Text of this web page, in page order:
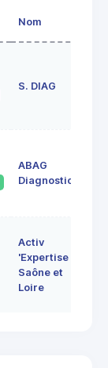
Nom
S. DIAG
ABAG
Diagnostics
Activ
'Expertise
Saône et
Loire